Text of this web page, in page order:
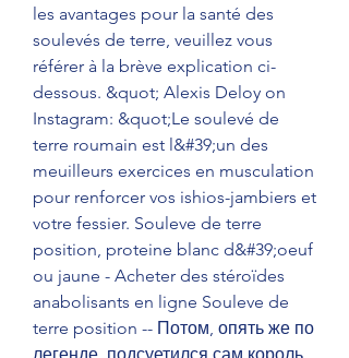
les avantages pour la santé des
soulevés de terre, veuillez vous
référer à la brève explication ci-
dessous. &quot; Alexis Deloy on
Instagram: &quot;Le soulevé de
terre roumain est l&#39;un des
meuilleurs exercices en musculation
pour renforcer vos ishios-jambiers et
votre fessier. Souleve de terre
position, proteine blanc d&#39;oeuf
ou jaune - Acheter des stéroïdes
anabolisants en ligne Souleve de
terre position -- Потом, опять же по